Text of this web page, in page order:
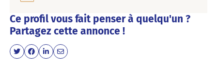
Ce profil vous fait penser à quelqu'un ?
Partagez cette annonce !